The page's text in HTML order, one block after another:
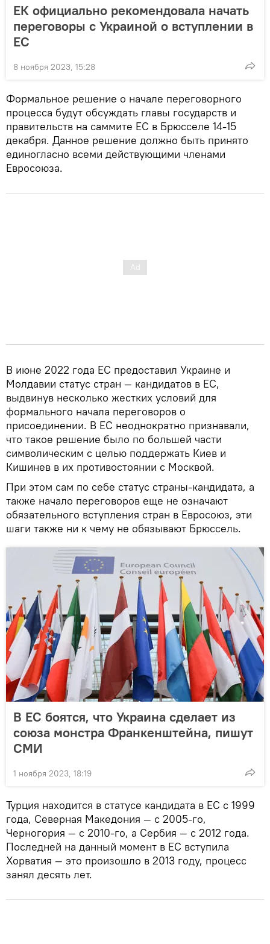
ЕК официально рекомендовала начать
переговоры с Украиной о вступлении в
ЕС
8 ноября 2023, 15:28
Формальное решение о начале переговорного
процесса будут обсуждать главы государств и
правительств на саммите ЕС в Брюсселе 14-15
декабря. Данное решение должно быть принято
единогласно всеми действующими членами
Евросоюза.
В июне 2022 года ЕС предоставил Украине и
Молдавии статус стран — кандидатов в ЕС,
выдвинув несколько жестких условий для
формального начала переговоров о
присоединении. В ЕС неоднократно признавали,
что такое решение было по большей части
символическим с целью поддержать Киев и
Кишинев в их противостоянии с Москвой.
При этом сам по себе статус страны-кандидата, а
также начало переговоров еще не означают
обязательного вступления стран в Евросоюз, эти
шаги также ни к чему не обязывают Брюссель.
В ЕС боятся, что Украина сделает из
союза монстра Франкенштейна, пишут
СМИ
1 ноября 2023, 18:19
Турция находится в статусе кандидата в ЕС с 1999
года, Северная Македония — с 2005-го,
Черногория — с 2010-го, а Сербия — с 2012 года.
Последней на данный момент в ЕС вступила
Хорватия — это произошло в 2013 году, процесс
занял десять лет.